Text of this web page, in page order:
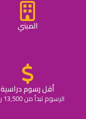
المبني
أقل رسوم دراسية
الرسوم تبدأ من 13,500 ريال